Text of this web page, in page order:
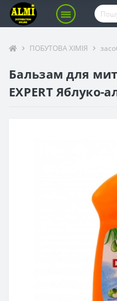
ПОБУТОВА ХІМІЯ
Бальзам для
EXPERT Яблуко-